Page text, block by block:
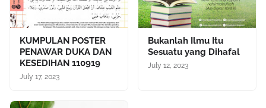
KUMPULAN POSTER
PENAWAR DUKA DAN
KESEDIHAN 110919
July 17, 2023
Bukanlah Ilmu Itu
Sesuatu yang Dihafal
July 12, 2023